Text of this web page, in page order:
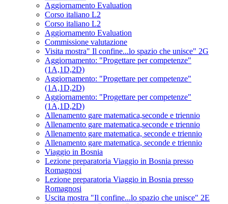
Aggiornamento Evaluation
Corso italiano L2
Corso italiano L2
Aggiornamento Evaluation
Commissione valutazione
Visita mostra" Il confine...lo spazio che unisce" 2G
Aggiornamento: "Progettare per competenze"
(1A,1D,2D)
Aggiornamento: "Progettare per competenze"
(1A,1D,2D)
Aggiornamento: "Progettare per competenze"
(1A,1D,2D)
Allenamento gare matematica,seconde e triennio
Allenamento gare matematica,seconde e triennio
Allenamento gare matematica, seconde e triennio
Allenamento gare matematica, seconde e triennio
Viaggio in Bosnia
Lezione preparatoria Viaggio in Bosnia presso
Romagnosi
Lezione preparatoria Viaggio in Bosnia presso
Romagnosi
Uscita mostra "Il confine...lo spazio che unisce" 2E